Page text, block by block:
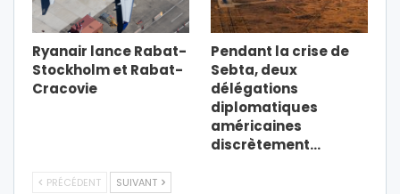
Ryanair lance Rabat-
Stockholm et Rabat-
Cracovie
Pendant la crise de
Sebta, deux
délégations
diplomatiques
américaines
discrètement…
PRÉCÉDENT SUIVANT